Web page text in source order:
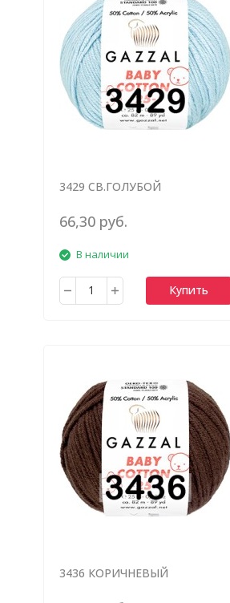
3429 СВ.ГОЛУБОЙ
66,30 руб.
В наличии
Купить
3436 КОРИЧНЕВЫЙ